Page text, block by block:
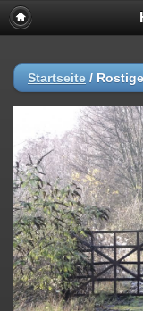
Startseite /